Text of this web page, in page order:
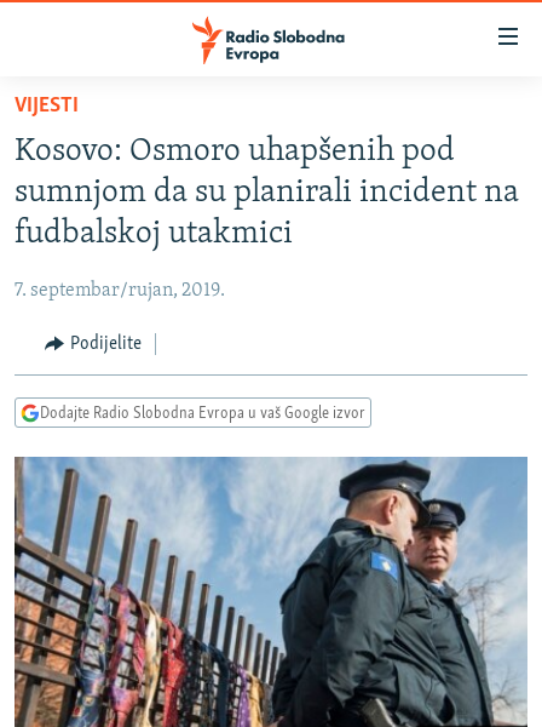
Pređite
glavni
sadržaj
Pređite
na
glavnu
navigaciju
Pređite
na
pretragu
BOSNA I HERCEGOVINA
SRBIJA
CRNA GORA
VIZUELNO
INFOGRAFIKE
RAT U UKRAJINI
KINA NA BALKANU
RSE PRIČE IZ SVIJETA
ISPRIČAJ MI
DNEVNO@RSE
SPECIJALI RSE
VIŠE OD NASLOVA
PRATITE NAS
VIJESTI
Kosovo: Osmoro uhapšenih pod
sumnjom da su planirali incident na
fudbalskoj utakmici
7. septembar/rujan, 2019.
Podijelite
Dodajte Radio Slobodna Evropa u vaš Google izvor